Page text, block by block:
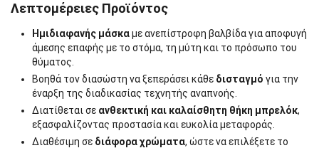
Λεπτομέρειες Προϊόντος
Ημιδιαφανής μάσκαμε ανεπίστροφη βαλβίδα για αποφυγή
άμεσης επαφής με το στόμα, τη μύτη και το πρόσωπο του
θύματος.
Βοηθά τον διασώστη να ξεπεράσει κάθε δισταγμό για την
έναρξη της διαδικασίας τεχνητής αναπνοής.
Διατίθεται σε ανθεκτική και καλαίσθητη θήκη μπρελόκ,
εξασφαλίζοντας προστασία και ευκολία μεταφοράς.
Διαθέσιμη σε διάφορα χρώματα, ώστε να επιλέξετε το